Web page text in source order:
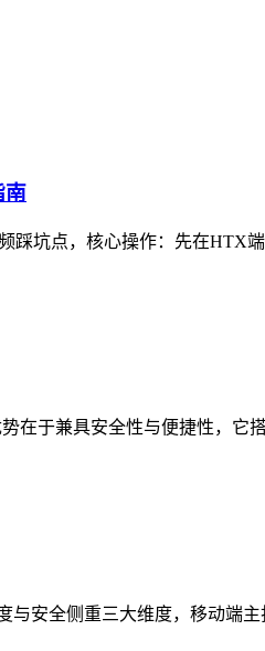
南
坑点，核心操作：先在HTX
在于兼具安全性与便捷性，
安全侧重三大维度，移动端